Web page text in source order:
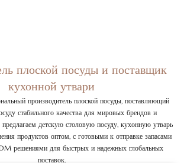
плоской посуды и поставщик
кухонной утвари
производитель плоской посуды, поставляющий
стабильного качества для мировых брендов и
детскую столовую посуду, кухонную утварь
продуктов оптом, с готовыми к отправке запасами
решениями для быстрых и надежных глобальных
поставок.